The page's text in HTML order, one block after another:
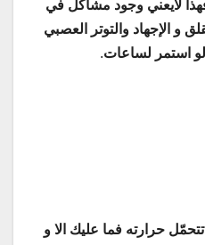
لايعني وجود مشاكل في
و الإجهاد و التوتر
العصبي
لو استمر لساعات.
تتحمّل حرارته فما عليك الا و